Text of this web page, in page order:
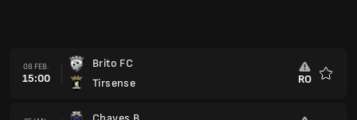
08 FEB.
15:00
Brito FC
Tirsense
RO